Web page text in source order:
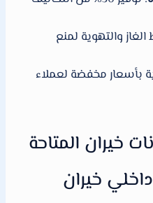
والتهوية لمنع
بأسعار مخفضة لعملاء
خيران المتاحة
خيران